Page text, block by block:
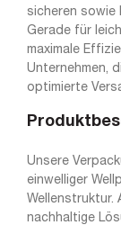
sicheren sowie
Gerade für
maximale
Unternehmen,
optimierte
Unsere
einwelliger
Wellenstruktur.
nachhaltige